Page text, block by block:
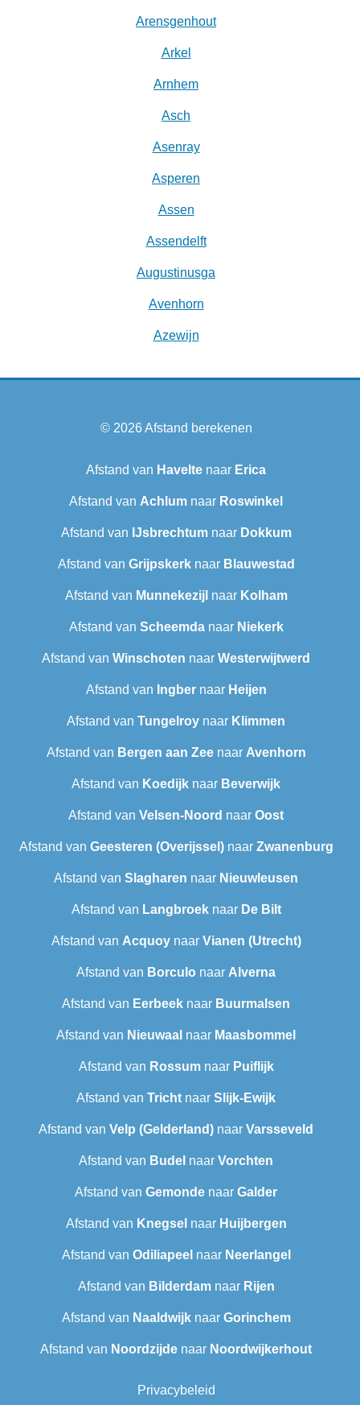
Arensgenhout
Arkel
Arnhem
Asch
Asenray
Asperen
Assen
Assendelft
Augustinusga
Avenhorn
Azewijn
© 2026Afstand berekenen
Afstand van Havelte naar Erica
Afstand van Achlum naar Roswinkel
Afstand van IJsbrechtumnaar Dokkum
Afstand van Grijpskerknaar Blauwestad
Afstand van Munnekezijl naar Kolham
Afstand van Scheemdanaar Niekerk
Afstand van Winschoten naar Westerwijtwerd
Afstand van Ingbernaar Heijen
Afstand van Tungelroy naar Klimmen
Afstand van Bergen aan Zeenaar Avenhorn
Afstand van Koedijk naar Beverwijk
Afstand van Velsen-Noord naar Oost
Afstand van Geesteren (Overijssel)naar Zwanenburg
Afstand van Slagharen naar Nieuwleusen
Afstand van Langbroeknaar De Bilt
Afstand van Acquoynaar Vianen (Utrecht)
Afstand van Borculo naar Alverna
Afstand van Eerbeek naar Buurmalsen
Afstand van Nieuwaal naar Maasbommel
Afstand van Rossumnaar Puiflijk
Afstand van Tricht naar Slijk-Ewijk
Afstand van Velp (Gelderland) naar Varsseveld
Afstand van Budel naar Vorchten
Afstand van Gemonde naar Galder
Afstand van Knegsel naar Huijbergen
Afstand van Odiliapeel naar Neerlangel
Afstand van Bilderdamnaar Rijen
Afstand van Naaldwijknaar Gorinchem
Afstand van Noordzijde naar Noordwijkerhout
Privacybeleid